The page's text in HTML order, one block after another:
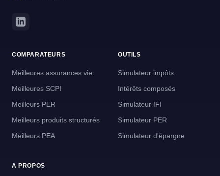
COMPARATEURS
Meilleures assurances vie
Meilleures SCPI
Meilleurs PER
Meilleurs produits structurés
Meilleurs PEA
OUTILS
Simulateur impôts
Intérêts composés
Simulateur IFI
Simulateur PER
Simulateur d'épargne
A PROPOS